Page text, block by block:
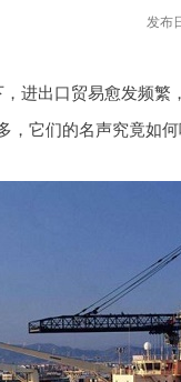
发布
进出口贸易愈发频
，它们的名声究竟如